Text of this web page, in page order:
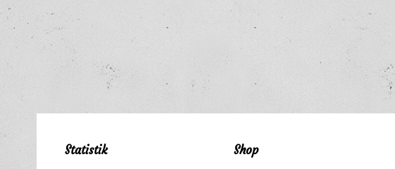
Statistik Shop